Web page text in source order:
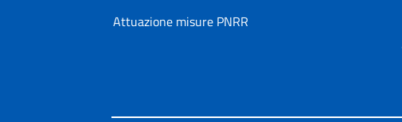
Attuazione misure PNRR